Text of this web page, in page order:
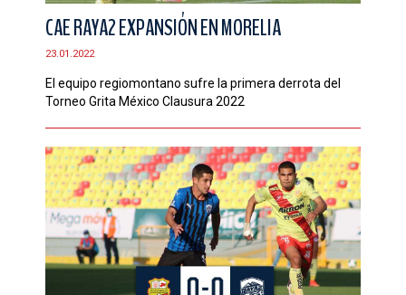
CAE RAYA2 EXPANSIÓN EN MORELIA
23.01.2022
El equipo regiomontano sufre la primera derrota del
Torneo Grita México Clausura 2022